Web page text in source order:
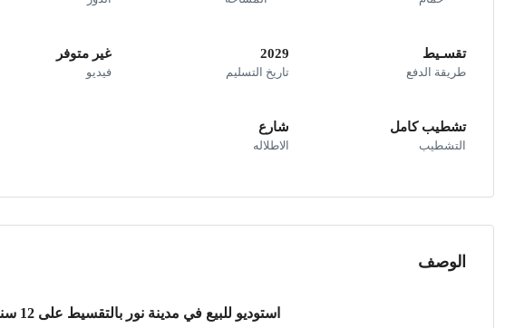
تقسـيط
طريقة الدفع
2029
تاريخ التسليم
غير متوفر
فيديو
تشطيب كامل
التشطيب
شارع
الاطلاله
الوصف
استوديو للبيع في مدينة نور بالتقسيط على 12 سنة من تايكون العقاري